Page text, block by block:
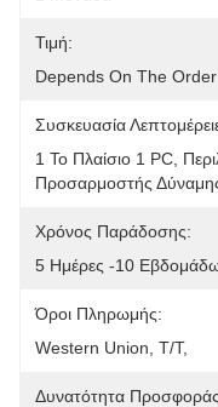
Τιμή:
Depends On The
Συσκευασία
1 Το Πλαίσιο 1 PC,
Προσαρμοστής
Χρόνος Παράδοσης:
5 Ημέρες -10
Όροι Πληρωμής:
Western Union, T/T,
Δυνατότητα